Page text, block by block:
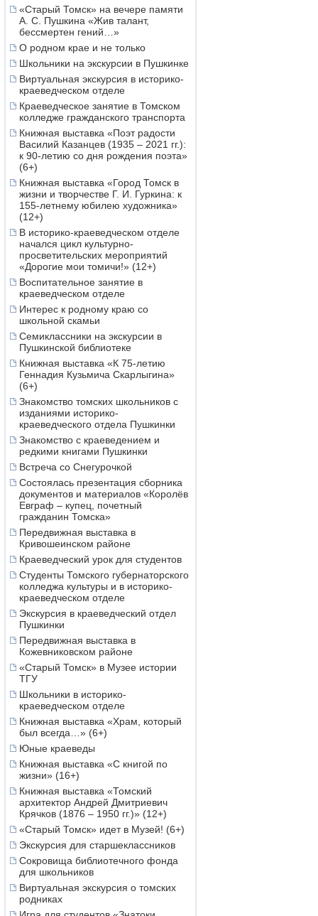
«Старый Томск» на вечере памяти
А. С. Пушкина «Жив талант,
бессмертен гений…»
О родном крае и не только
Школьники на экскурсии в Пушкинке
Виртуальная экскурсия в историко-
краеведческом отделе
Краеведческое занятие в Томском
колледже гражданского транспорта
Книжная выставка «Поэт радости
Василий Казанцев (1935 – 2021 гг.):
к 90-летию со дня рождения поэта»
(6+)
Книжная выставка «Город Томск в
жизни и творчестве Г. И. Гуркина: к
155-летнему юбилею художника»
(12+)
В историко-краеведческом отделе
начался цикл культурно-
просветительских мероприятий
«Дорогие мои томичи!» (12+)
Воспитательное занятие в
краеведческом отделе
Интерес к родному краю со
школьной скамьи
Семиклассники на экскурсии в
Пушкинской библиотеке
Книжная выставка «К 75-летию
Геннадия Кузьмича Скарлыгина»
(6+)
Знакомство томских школьников с
изданиями историко-
краеведческого отдела Пушкинки
Знакомство с краеведением и
редкими книгами Пушкинки
Встреча со Снегурочкой
Состоялась презентация сборника
документов и материалов «Королёв
Евграф – купец, почетный
гражданин Томска»
Передвижная выставка в
Кривошеинском районе
Краеведческий урок для студентов
Студенты Томского губернаторского
колледжа культуры и в историко-
краеведческом отделе
Экскурсия в краеведческий отдел
Пушкинки
Передвижная выставка в
Кожевниковском районе
«Старый Томск» в Музее истории
ТГУ
Школьники в историко-
краеведческом отделе
Книжная выставка «Храм, который
был всегда…» (6+)
Юные краеведы
Книжная выставка «С книгой по
жизни» (16+)
Книжная выставка «Томский
архитектор Андрей Дмитриевич
Крячков (1876 – 1950 гг.)» (12+)
«Старый Томск» идет в Музей! (6+)
Экскурсия для старшеклассников
Сокровища библиотечного фонда
для школьников
Виртуальная экскурсия о томских
родниках